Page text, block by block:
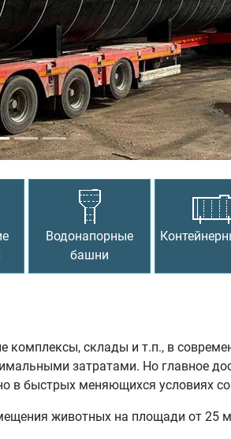
Водонапорные
башни
комплексы, склады и т.п., в
затратами. Но главное
в быстрых меняющихся условиях
животных на площади от 25